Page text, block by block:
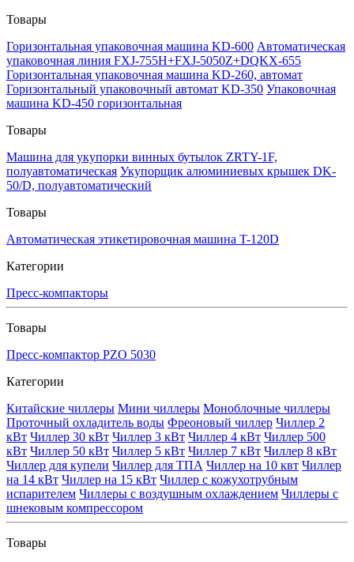
Товары
Горизонтальная упаковочная машина KD-600 Автоматическая
упаковочная линия FXJ-755H+FXJ-5050Z+DQKX-655
Горизонтальная упаковочная машина KD-260, автомат
Горизонтальный упаковочный автомат KD-350 Упаковочная
машина KD-450 горизонтальная
Товары
Машина для укупорки винных бутылок ZRTY-1F,
полуавтоматическая Укупорщик алюминиевых крышек DK-
50/D, полуавтоматический
Товары
Автоматическая этикетировочная машина T-120D
Категории
Пресс-компакторы
Товары
Пресс-компактор PZO 5030
Категории
Китайские чиллеры Мини чиллеры Моноблочные чиллеры
Проточный охладитель воды Фреоновый чиллер Чиллер 2
кВт Чиллер 30 кВт Чиллер 3 кВт Чиллер 4 кВт Чиллер 500
кВт Чиллер 50 кВт Чиллер 5 кВт Чиллер 7 кВт Чиллер 8 кВт
Чиллер для купели Чиллер для ТПА Чиллер на 10 квт Чиллер
на 14 кВт Чиллер на 15 кВт Чиллер с кожухотрубным
испарителем Чиллеры с воздушным охлаждением Чиллеры с
шнековым компрессором
Товары